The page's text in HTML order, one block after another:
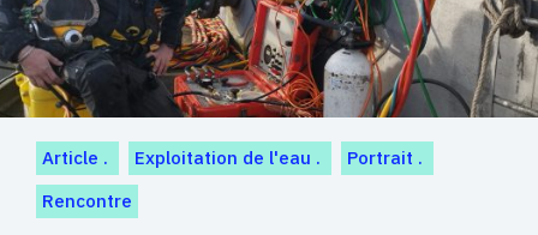
Article Exploitation de l'eau
Portrait
Rencontre